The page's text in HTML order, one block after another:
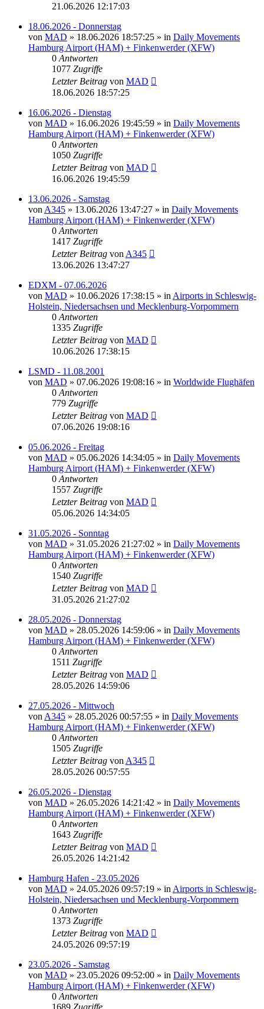
21.06.2026 12:17:03
18.06.2026 - Donnerstag
von MAD » 18.06.2026 18:57:25 » in Daily Movements
Hamburg Airport (HAM) + Finkenwerder (XFW)
0 Antworten
1077 Zugriffe
Letzter Beitrag von MAD
18.06.2026 18:57:25
16.06.2026 - Dienstag
von MAD » 16.06.2026 19:45:59 » in Daily Movements
Hamburg Airport (HAM) + Finkenwerder (XFW)
0 Antworten
1050 Zugriffe
Letzter Beitrag von MAD
16.06.2026 19:45:59
13.06.2026 - Samstag
von A345 » 13.06.2026 13:47:27 » in Daily Movements
Hamburg Airport (HAM) + Finkenwerder (XFW)
0 Antworten
1417 Zugriffe
Letzter Beitrag von A345
13.06.2026 13:47:27
EDXM - 07.06.2026
von MAD » 10.06.2026 17:38:15 » in Airports in Schleswig-
Holstein, Niedersachsen und Mecklenburg-Vorpommern
0 Antworten
1335 Zugriffe
Letzter Beitrag von MAD
10.06.2026 17:38:15
LSMD - 11.08.2001
von MAD » 07.06.2026 19:08:16 » in Worldwide Flughäfen
0 Antworten
779 Zugriffe
Letzter Beitrag von MAD
07.06.2026 19:08:16
05.06.2026 - Freitag
von MAD » 05.06.2026 14:34:05 » in Daily Movements
Hamburg Airport (HAM) + Finkenwerder (XFW)
0 Antworten
1557 Zugriffe
Letzter Beitrag von MAD
05.06.2026 14:34:05
31.05.2026 - Sonntag
von MAD » 31.05.2026 21:27:02 » in Daily Movements
Hamburg Airport (HAM) + Finkenwerder (XFW)
0 Antworten
1540 Zugriffe
Letzter Beitrag von MAD
31.05.2026 21:27:02
28.05.2026 - Donnerstag
von MAD » 28.05.2026 14:59:06 » in Daily Movements
Hamburg Airport (HAM) + Finkenwerder (XFW)
0 Antworten
1511 Zugriffe
Letzter Beitrag von MAD
28.05.2026 14:59:06
27.05.2026 - Mittwoch
von A345 » 28.05.2026 00:57:55 » in Daily Movements
Hamburg Airport (HAM) + Finkenwerder (XFW)
0 Antworten
1505 Zugriffe
Letzter Beitrag von A345
28.05.2026 00:57:55
26.05.2026 - Dienstag
von MAD » 26.05.2026 14:21:42 » in Daily Movements
Hamburg Airport (HAM) + Finkenwerder (XFW)
0 Antworten
1643 Zugriffe
Letzter Beitrag von MAD
26.05.2026 14:21:42
Hamburg Hafen - 23.05.2026
von MAD » 24.05.2026 09:57:19 » in Airports in Schleswig-
Holstein, Niedersachsen und Mecklenburg-Vorpommern
0 Antworten
1373 Zugriffe
Letzter Beitrag von MAD
24.05.2026 09:57:19
23.05.2026 - Samstag
von MAD » 23.05.2026 09:52:00 » in Daily Movements
Hamburg Airport (HAM) + Finkenwerder (XFW)
0 Antworten
1689 Zugriffe